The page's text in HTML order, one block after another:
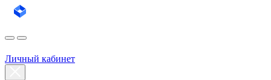
Личный кабинет